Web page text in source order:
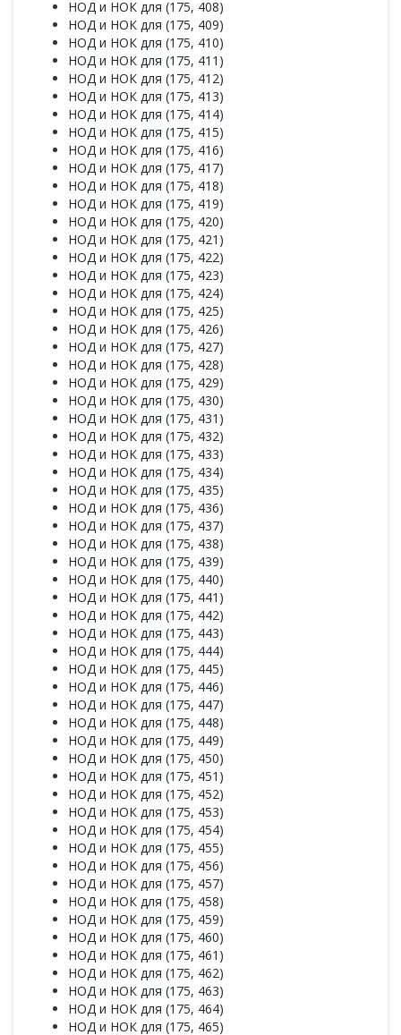
НОД и НОК для (175, 408)
НОД и НОК для (175, 409)
НОД и НОК для (175, 410)
НОД и НОК для (175, 411)
НОД и НОК для (175, 412)
НОД и НОК для (175, 413)
НОД и НОК для (175, 414)
НОД и НОК для (175, 415)
НОД и НОК для (175, 416)
НОД и НОК для (175, 417)
НОД и НОК для (175, 418)
НОД и НОК для (175, 419)
НОД и НОК для (175, 420)
НОД и НОК для (175, 421)
НОД и НОК для (175, 422)
НОД и НОК для (175, 423)
НОД и НОК для (175, 424)
НОД и НОК для (175, 425)
НОД и НОК для (175, 426)
НОД и НОК для (175, 427)
НОД и НОК для (175, 428)
НОД и НОК для (175, 429)
НОД и НОК для (175, 430)
НОД и НОК для (175, 431)
НОД и НОК для (175, 432)
НОД и НОК для (175, 433)
НОД и НОК для (175, 434)
НОД и НОК для (175, 435)
НОД и НОК для (175, 436)
НОД и НОК для (175, 437)
НОД и НОК для (175, 438)
НОД и НОК для (175, 439)
НОД и НОК для (175, 440)
НОД и НОК для (175, 441)
НОД и НОК для (175, 442)
НОД и НОК для (175, 443)
НОД и НОК для (175, 444)
НОД и НОК для (175, 445)
НОД и НОК для (175, 446)
НОД и НОК для (175, 447)
НОД и НОК для (175, 448)
НОД и НОК для (175, 449)
НОД и НОК для (175, 450)
НОД и НОК для (175, 451)
НОД и НОК для (175, 452)
НОД и НОК для (175, 453)
НОД и НОК для (175, 454)
НОД и НОК для (175, 455)
НОД и НОК для (175, 456)
НОД и НОК для (175, 457)
НОД и НОК для (175, 458)
НОД и НОК для (175, 459)
НОД и НОК для (175, 460)
НОД и НОК для (175, 461)
НОД и НОК для (175, 462)
НОД и НОК для (175, 463)
НОД и НОК для (175, 464)
НОД и НОК для (175, 465)